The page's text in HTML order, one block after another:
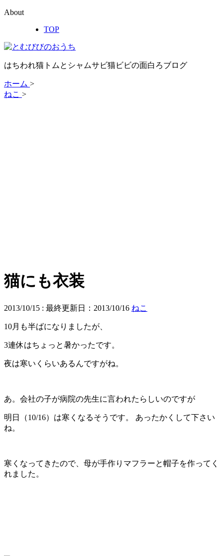
About
TOP
はちわれ猫トムとシャムサビ猫ビビの面白ろブログ
ホーム >
ねこ >
猫にも衣装
2013/10/15 : 最終更新日：2013/10/16 ねこ
10月も半ばになりましたが、
3連休はちょっと暑かったです。
夜は寒いくらいあるんですがね。
あ。会社の子が病院の先生に言われたらしいのですが
明日（10/16）は寒くなるそうです。 あったかくして下さい
ね。
寒くなってきたので、母が手作りマフラーと帽子を作ってく
れました。